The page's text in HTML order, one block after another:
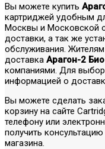
Вы можете купить
картриджей удобным
Москвы и Московской
доставки, а так же
обслуживания.
доставка Арагон-2 Био
компаниями. Для
информацией о
Вы можете сделать
корзину на сайте
телефону или
получить
магазина.